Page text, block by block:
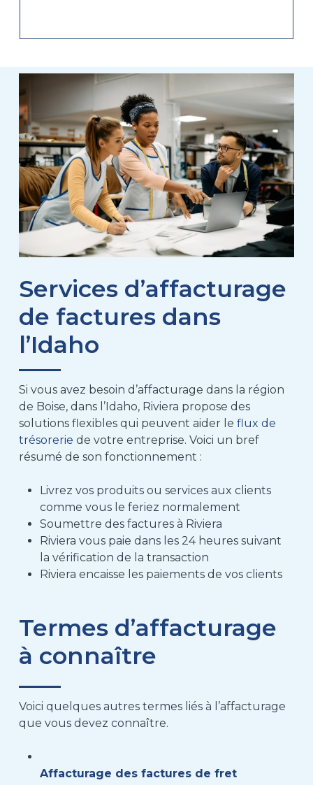
Services d’affacturage
de factures dans
l’Idaho
Si vous avez besoin d’affacturage dans la région
de Boise, dans l’Idaho, Riviera propose des
solutions flexibles qui peuvent aider leflux de
trésorerie de votre entreprise. Voici un bref
résumé de son fonctionnement :
Livrez vos produits ou services aux clients
comme vous le feriez normalement
Soumettre des factures à Riviera
Riviera vous paie dans les 24 heures suivant
la vérification de la transaction
Riviera encaisse les paiements de vos clients
Termes d’affacturage
à connaître
Voici quelques autres termes liés à l’affacturage
que vous devez connaître.
Affacturage des factures de fret